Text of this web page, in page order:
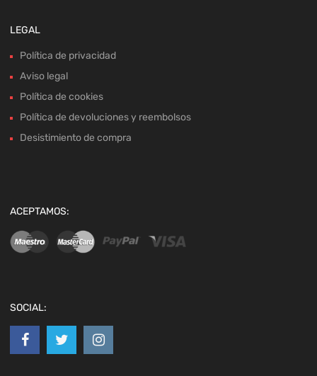
LEGAL
Política de privacidad
Aviso legal
Política de cookies
Política de devoluciones y reembolsos
Desistimiento de compra
ACEPTAMOS:
SOCIAL: